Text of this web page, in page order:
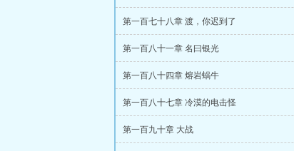
第一百七十八章 渡，你迟到了
第一百八十一章 名曰银光
第一百八十四章 熔岩蜗牛
第一百八十七章 冷漠的电击怪
第一百九十章 大战